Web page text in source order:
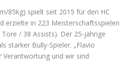
85kg) spielt seit 2015 für den HC
erzielte in 223 Meisterschaftsspielen
/ 38 Assists). Der 25-jährige
starker Bully-Spieler. „Flavio
Verantwortung und wir sind